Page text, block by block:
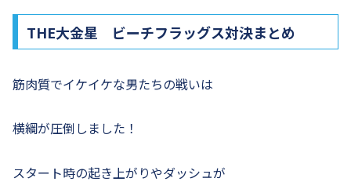
THE大金星 ビーチフラッグス対決まとめ
筋肉質でイケイケな男たちの戦いは
横綱が圧倒しました！
スタート時の起き上がりやダッシュが